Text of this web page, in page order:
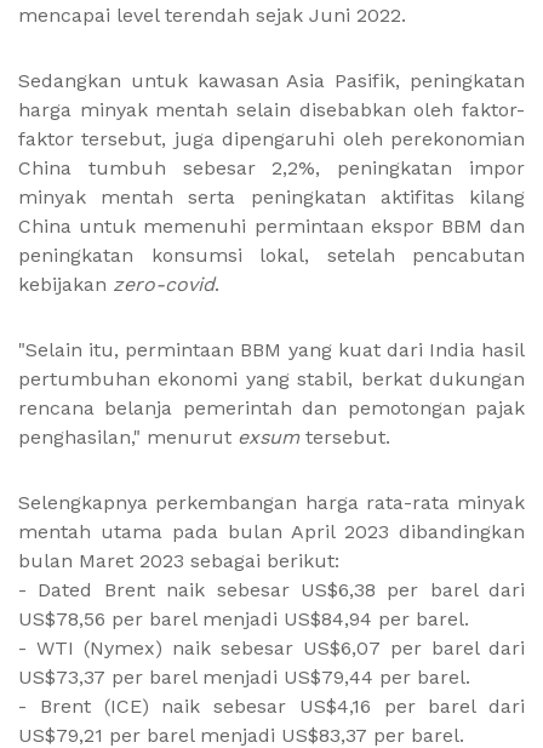
mencapai level terendah sejak Juni 2022.
Sedangkan untuk kawasan Asia Pasifik, peningkatan
harga minyak mentah selain disebabkan oleh faktor-
faktor tersebut, juga dipengaruhi oleh perekonomian
China tumbuh sebesar 2,2%, peningkatan impor
minyak mentah serta peningkatan aktifitas kilang
China untuk memenuhi permintaan ekspor BBM dan
peningkatan konsumsi lokal, setelah pencabutan
kebijakan zero-covid.
"Selain itu, permintaan BBM yang kuat dari India hasil
pertumbuhan ekonomi yang stabil, berkat dukungan
rencana belanja pemerintah dan pemotongan pajak
penghasilan," menurut exsumtersebut.
Selengkapnya perkembangan harga rata-rata minyak
mentah utama pada bulan April 2023 dibandingkan
bulan Maret 2023 sebagai berikut:
- Dated Brent naik sebesar US$6,38 per barel dari
US$78,56 per barel menjadi US$84,94 per barel.
- WTI (Nymex) naik sebesar US$6,07 per barel dari
US$73,37 per barel menjadi US$79,44 per barel.
- Brent (ICE) naik sebesar US$4,16 per barel dari
US$79,21 per barel menjadi US$83,37 per barel.